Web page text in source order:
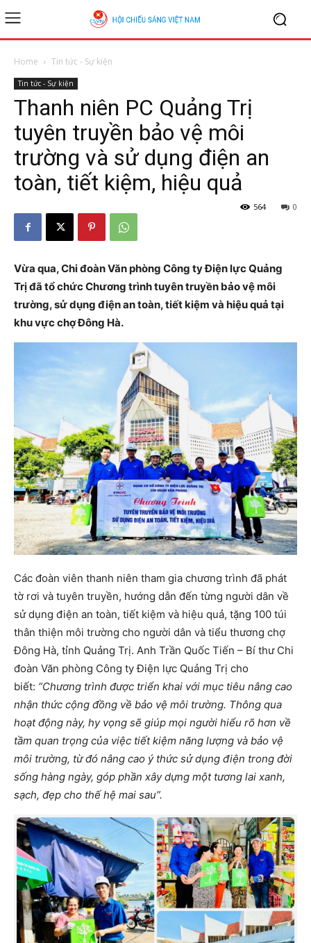
Home Tin tức - Sự kiện
Tin tức - Sự kiện
Thanh niên PC Quảng Trị
tuyên truyền bảo vệ môi
trường và sử dụng điện an
toàn, tiết kiệm, hiệu quả
0
564
Vừa qua, Chi đoàn Văn phòng Công ty Điện lực Quảng
Trị đã tổ chức Chương trình tuyên truyền bảo vệ môi
trường, sử dụng điện an toàn, tiết kiệm và hiệu quả tại
khu vực chợ Đông Hà.
Các đoàn viên thanh niên tham gia chương trình đã phát
tờ rơi và tuyên truyền, hướng dẫn đến từng người dân về
sử dụng điện an toàn, tiết kiệm và hiệu quả, tặng 100 túi
thân thiện môi trường cho người dân và tiểu thương chợ
Đông Hà, tỉnh Quảng Trị. Anh Trần Quốc Tiến – Bí thư Chi
đoàn Văn phòng Công ty Điện lực Quảng Trị cho
biết: “Chương trình được triển khai với mục tiêu nâng cao
nhận thức cộng đồng về bảo vệ môi trường. Thông qua
hoạt động này, hy vọng sẽ giúp mọi người hiểu rõ hơn về
tầm quan trọng của việc tiết kiệm năng lượng và bảo vệ
môi trường, từ đó nâng cao ý thức sử dụng điện trong đời
sống hàng ngày, góp phần xây dựng một tương lai xanh,
sạch, đẹp cho thế hệ mai sau”.